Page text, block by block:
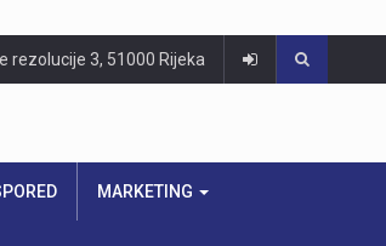
rezolucije 3, 51000 Rijeka
MARKETING